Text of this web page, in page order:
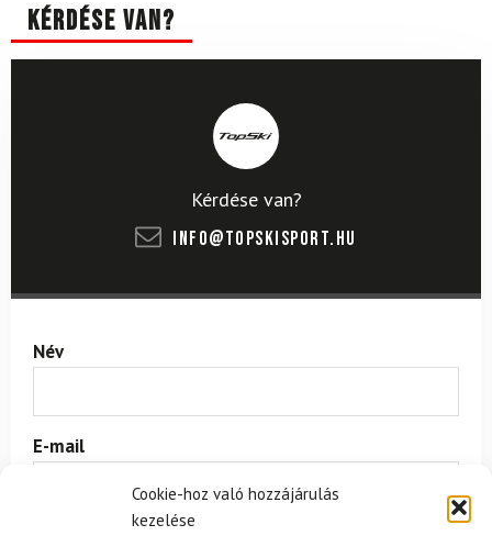
Cookie-hoz való hozzájárulás
kezelése
Kérdése van?
Kérdése van?
info@topskisport.hu
Név
E-mail